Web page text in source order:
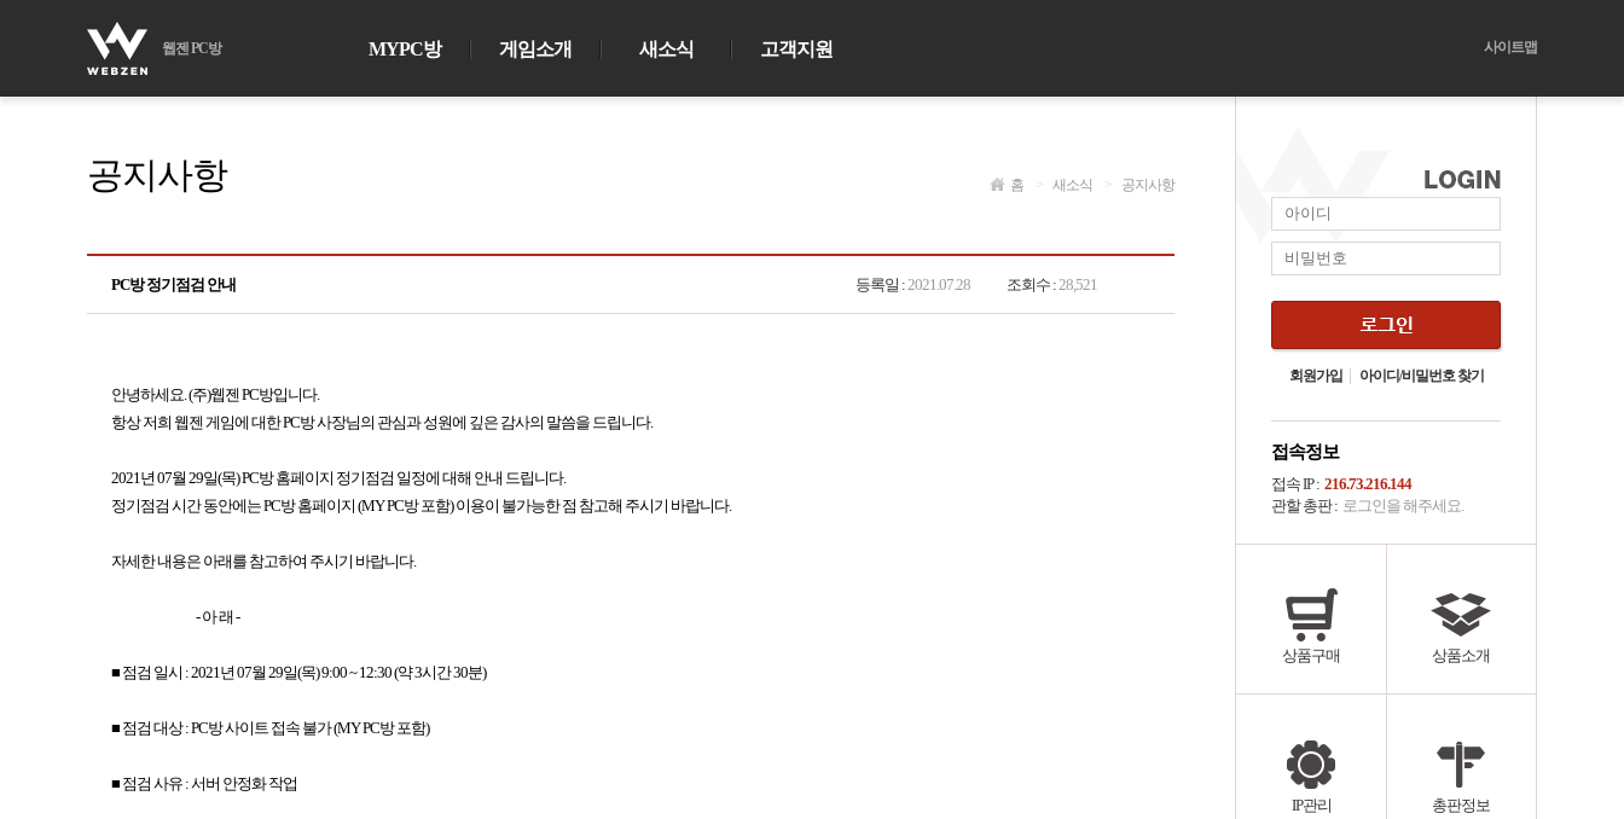
웹젠 PC방 MYPC방 게임소개 새소식 고객지원 사이트맵
공지사항 홈 > 새소식 > 공지사항
PC방 정기점검 안내 등록일 :2021.07.28 조회수 :28,521
안녕하세요. (주)웹젠 PC방입니다.
항상 저희 웹젠 게임에 대한 PC방 사장님의 관심과 성원에 깊은 감사의 말씀을 드립니다.
2021년 07월 29일(목) PC방 홈페이지 정기점검 일정에 대해 안내 드립니다.
정기점검 시간 동안에는 PC방 홈페이지 (MY PC방 포함) 이용이 불가능한 점 참고해 주시기 바랍니다.
자세한 내용은 아래를 참고하여 주시기 바랍니다.
- 아 래 -
■ 점검 일시 : 2021년 07월 29일(목) 9:00 ~ 12:30 (약 3시간 30분)
■ 점검 대상 : PC방 사이트 접속 불가 (MY PC방 포함)
■ 점검 사유 : 서버 안정화 작업
회원가입 아이디/비밀번호 찾기
접속정보
접속 IP : 216.73.216.144
관할 총판 : 로그인을 해주세요.
상품구매 상품소개
IP관리 총판정보